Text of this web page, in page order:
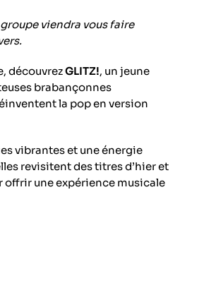
viendra vous faire
découvrezGLITZ!, un jeune
brabançonnes
la pop en version
vibrantes et une énergie
revisitent des titres d’hier et
offrir une expérience musicale